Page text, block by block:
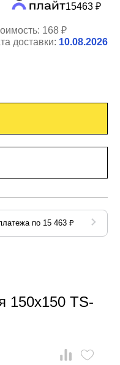
15463 ₽
168 ₽
доставки: 10.08.2026
по 15 463 ₽
150x150 TS-